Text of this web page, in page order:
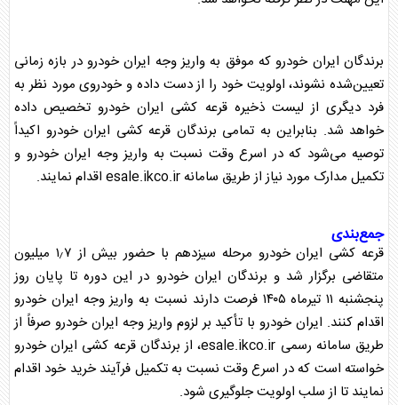
برندگان ایران خودرو که موفق به واریز وجه ایران خودرو در بازه زمانی
تعیین‌شده نشوند، اولویت خود را از دست داده و خودروی مورد نظر به
فرد دیگری از لیست ذخیرهقرعه کشی ایران خودرو تخصیص داده
خواهد شد. بنابراین به تمامی برندگان قرعه کشی ایران خودرو اکیداً
توصیه می‌شود که در اسرع وقت نسبت به واریز وجه ایران خودرو و
تکمیل مدارک مورد نیاز از طریق سامانه esale.ikco.ir اقدام نمایند.
جمع‌بندی
قرعه کشی ایران خودرو
مرحله سیزدهم با حضور بیش از ۱٫۷ میلیون
متقاضی برگزار شد و برندگان ایران خودرو در این دوره تا پایان روز
پنجشنبه ۱۱ تیرماه ۱۴۰۵ فرصت دارند نسبت به
واریز وجه ایران خودرو
اقدام کنند. ایران خودروبا تأکید بر لزومواریز وجه ایران خودرو صرفاً از
طریق سامانه رسمی esale.ikco.ir، از برندگان
قرعه کشی ایران خودرو
خواسته است که در اسرع وقت نسبت به تکمیل فرآیند خرید خود اقدام
نمایند تا از سلب اولویت جلوگیری شود.